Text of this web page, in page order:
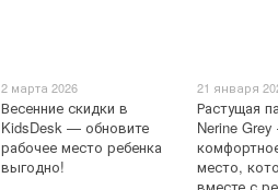
2 марта 2026
Весенние скидки в
KidsDesk — обновите
рабочее место ребенка
выгодно!
21 января
Растущая
Nerine
место,